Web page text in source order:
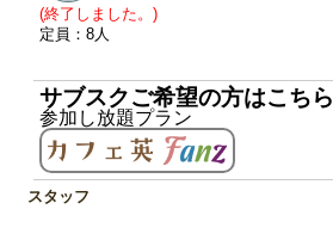
(終了しました。)
定員：8人
サブスクご希望の方はこちら
参加し放題プラン
スタッフ